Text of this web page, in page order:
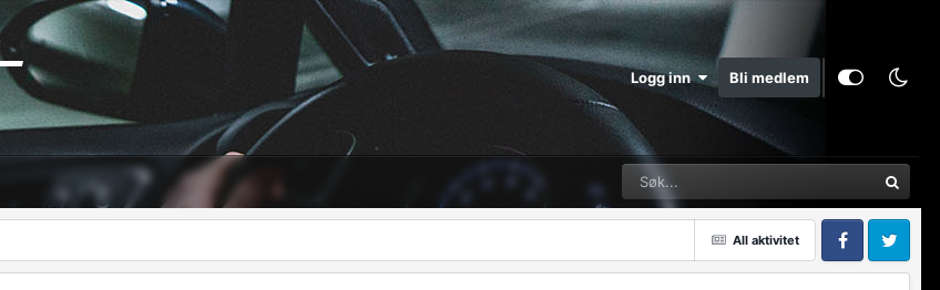
Logg inn Bli medlem
All aktivitet
FacebookTwitter